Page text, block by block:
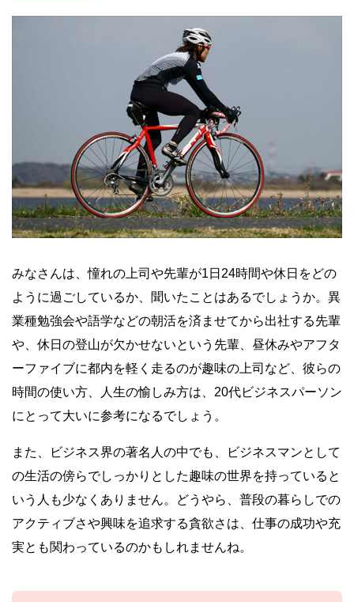
みなさんは、憧れの上司や先輩が1日24時間や休日をどの
ように過ごしているか、聞いたことはあるでしょうか。異
業種勉強会や語学などの朝活を済ませてから出社する先輩
や、休日の登山が欠かせないという先輩、昼休みやアフタ
ーファイブに都内を軽く走るのが趣味の上司など、彼らの
時間の使い方、人生の愉しみ方は、20代ビジネスパーソン
にとって大いに参考になるでしょう。
また、ビジネス界の著名人の中でも、ビジネスマンとして
の生活の傍らでしっかりとした趣味の世界を持っていると
いう人も少なくありません。どうやら、普段の暮らしでの
アクティブさや興味を追求する貪欲さは、仕事の成功や充
実とも関わっているのかもしれませんね。